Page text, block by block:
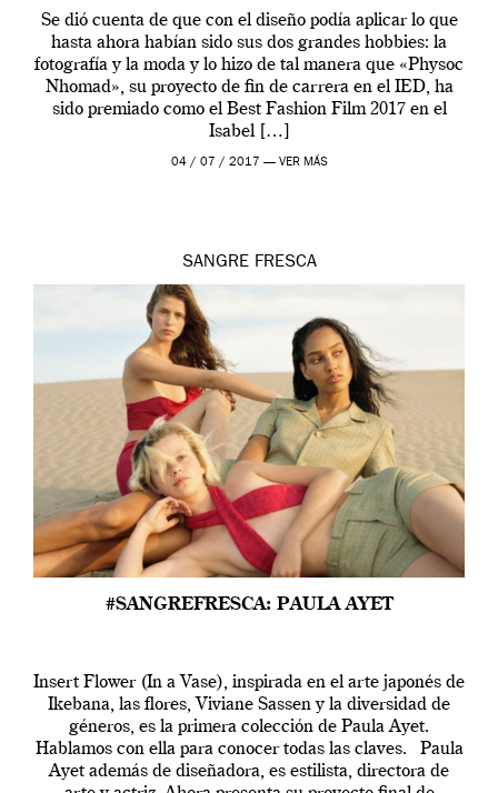
Se dió cuenta de que con el diseño podía aplicar lo que
hasta ahora habían sido sus dos grandes hobbies: la
fotografía y la moda y lo hizo de tal manera que «Physoc
Nhomad», su proyecto de fin de carrera en el IED, ha
sido premiado como el Best Fashion Film 2017 en el
Isabel […]
04 / 07 / 2017 — VER MÁS
SANGRE FRESCA
#SANGREFRESCA: PAULA AYET
Insert Flower (In a Vase), inspirada en el arte japonés de
Ikebana, las flores, Viviane Sassen y la diversidad de
géneros, es la primera colección de Paula Ayet.
Hablamos con ella para conocer todas las claves. Paula
Ayet además de diseñadora, es estilista, directora de